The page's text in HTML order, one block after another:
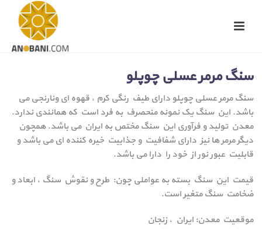
سنگ مرمر عسلی چوپلو
سنگ مرمر عسلی چوپلو دارای طیف رنگی کرم ، قهوه ای ونارنجی می
باشد. این سنگ یک نمونه منحصرف به فرد است که همانندی ندارد.
معدن تولید و فرآوری این سنگ مختص به ایران می باشد. همچون
دیگر مرمر ها نیز دارای شفافیت و جذابیت خیره کننده ای می باشد و
قابلیت عبور نور از خود را دارا می باشد.
قیمت این سنگ بسته به عواملی چون: طرح و نقوش سنگ ، ابعاد و
ضخامت سنگ متغیر است.
موقعیت معدن: ایران ، زنجان